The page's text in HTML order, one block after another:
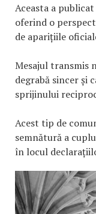
Aceasta a
oferind o
de aparițiile
Mesajul transmis
degrabă sincer și
sprijinului
Acest tip de
semnătură a
în locul